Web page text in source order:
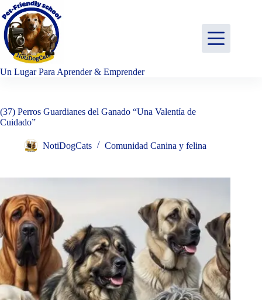
Saltar
al
contenido
Un Lugar Para Aprender & Emprender
(37) Perros Guardianes del Ganado “Una Valentía de
Cuidado”
NotiDogCats Comunidad Canina y felina